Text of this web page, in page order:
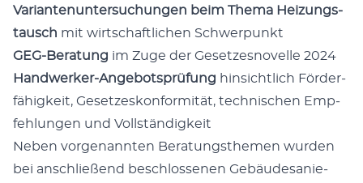
Vari­an­ten­un­ter­su­chun­gen beim The­ma Hei­zungs­
tausch mit wirt­schaft­li­chen Schwerpunkt
GEG-Bera­tung im Zuge der Geset­zes­no­vel­le 2024
Hand­wer­ker-Ange­bots­prü­fung hin­sicht­lich För­der­
fä­hig­keit, Geset­zes­kon­for­mi­tät, tech­ni­schen Emp­
feh­lun­gen und Vollständigkeit
Neben vor­ge­nann­ten Bera­tungs­the­men wur­den
bei anschlie­ßend beschlos­se­nen Gebäu­de­sa­nie­